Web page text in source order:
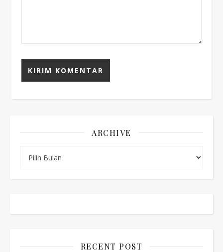
ARCHIVE
RECENT POST